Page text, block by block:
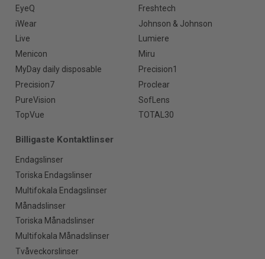
EyeQ
Freshtech
iWear
Johnson & Johnson
Live
Lumiere
Menicon
Miru
MyDay daily disposable
Precision1
Precision7
Proclear
PureVision
SofLens
TopVue
TOTAL30
Billigaste Kontaktlinser
Endagslinser
Toriska Endagslinser
Multifokala Endagslinser
Månadslinser
Toriska Månadslinser
Multifokala Månadslinser
Tvåveckorslinser